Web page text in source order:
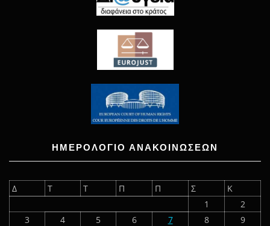
ΗΜΕΡΟΛΟΓΙΟ ΑΝΑΚΟΙΝΩΣΕΩΝ
Δ Τ Τ Π Π Σ
Κ
1
2
3
4 5 6 7 8
9